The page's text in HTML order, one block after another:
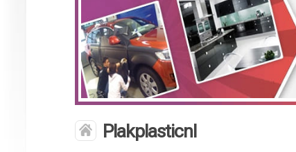
Plakplasticnl